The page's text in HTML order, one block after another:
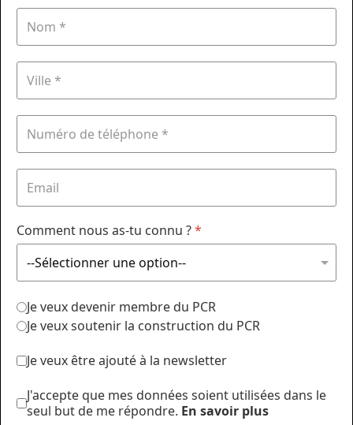
Comment nous as-tu connu ?*
Je veux devenir membre du PCR
Je veux soutenir la construction du PCR
Je veux être ajouté à la newsletter
J'accepte que mes données soient utilisées dans le
seul but de me répondre. En savoir plus